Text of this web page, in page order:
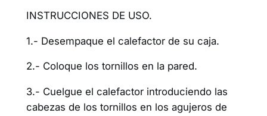
INSTRUCCIONES DE USO.
1.- Desempaque el calefactor de su caja.
2.- Coloque los tornillos en la pared.
3.- Cuelgue el calefactor introduciendo las
cabezas de los tornillos en los agujeros de